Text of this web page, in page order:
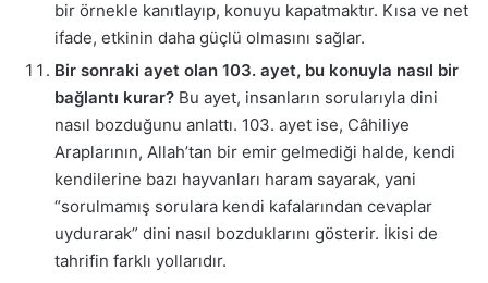
bir örnekle kanıtlayıp, konuyu kapatmaktır. Kısa ve net
ifade, etkinin daha güçlü olmasını sağlar.
Bir sonraki ayet olan 103. ayet, bu konuyla nasıl bir
bağlantı kurar? Bu ayet, insanların sorularıyla dini
nasıl bozduğunu anlattı. 103. ayet ise, Câhiliye
Araplarının, Allah’tan bir emir gelmediği halde, kendi
kendilerine bazı hayvanları haram sayarak, yani
“sorulmamış sorulara kendi kafalarından cevaplar
uydurarak” dini nasıl bozduklarını gösterir. İkisi de
tahrifin farklı yollarıdır.